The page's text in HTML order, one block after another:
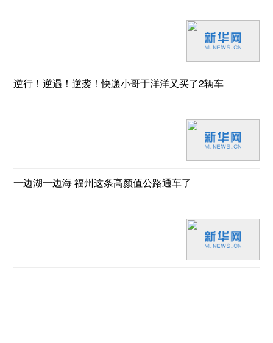
逆行！逆遇！逆袭！快递小哥于洋洋又买了2辆车
一边湖一边海 福州这条高颜值公路通车了